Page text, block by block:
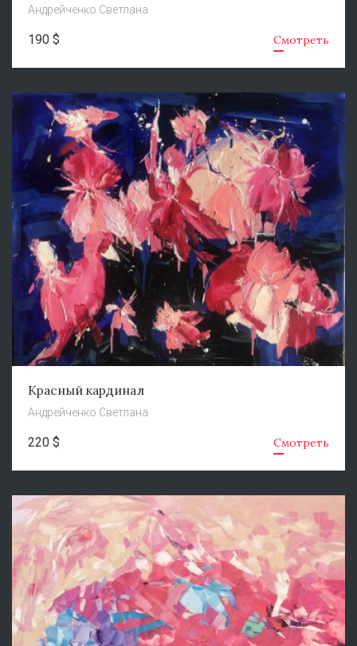
Андрейченко Светлана
190 $ Смотреть
Красный кардинал
Андрейченко Светлана
220 $ Смотреть